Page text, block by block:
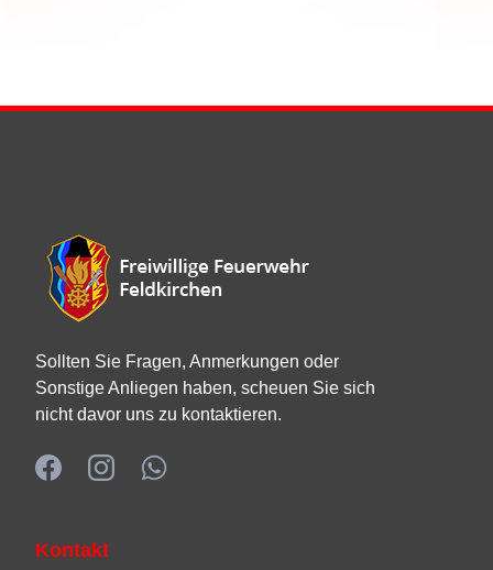
Sollten Sie Fragen, Anmerkungen oder
Sonstige Anliegen haben, scheuen Sie sich
nicht davor uns zu kontaktieren.
Kontakt